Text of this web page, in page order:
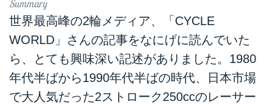
世界最高峰の2輪メディア、
「CYCLE
WORLD」 さんの記事をなにげに読んでいた
ら、とても興味深い記述がありました。1980
年代半ばから1990年代半ばの時代、日本市場
で大人気だった2ストローク250ccのレーサー